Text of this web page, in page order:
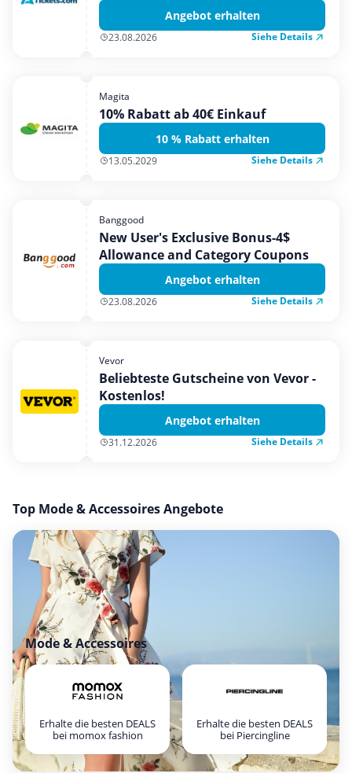
Angebot erhalten
23.08.2026 Siehe Details
Magita
10% Rabatt ab 40€ Einkauf
10 % Rabatt erhalten
13.05.2029 Siehe Details
Banggood
New User's Exclusive Bonus-4$
Allowance and Category Coupons
Angebot erhalten
23.08.2026 Siehe Details
Vevor
Beliebteste Gutscheine von Vevor -
Kostenlos!
Angebot erhalten
31.12.2026 Siehe Details
Top Mode & Accessoires Angebote
Mode & Accessoires
Erhalte die besten DEALS
bei momox fashion
Erhalte die besten DEALS
bei Piercingline